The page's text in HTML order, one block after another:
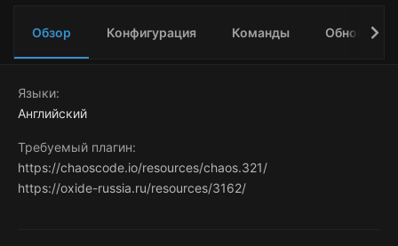
р
с
Обзор Конфигурация Команды
Языки
Английский
Требуемый плагин
https://chaoscode.io/resources/chaos.321/
https://oxide-russia.ru/resources/3162/